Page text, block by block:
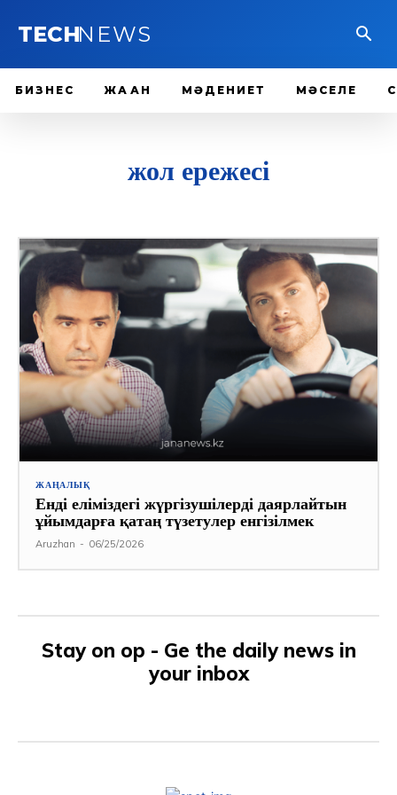
TECHNEWS
БИЗНЕС ЖАҺАН МӘДЕНИЕТ МӘСЕЛЕ
жол ережесі
ЖАҢАЛЫҚ
Енді еліміздегі жүргізушілерді даярлайтын
ұйымдарға қатаң түзетулер енгізілмек
Aruzhan - 06/25/2026
Stay on op - Ge the daily news in
your inbox